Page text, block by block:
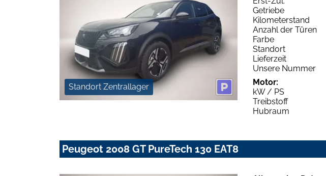
Standort Zentrallager
Getriebe
Kilometerstand
Anzahl der Türen
Farbe
Standort
Lieferzeit
Unsere Nummer
Motor:
kW / PS
Treibstoff
Hubraum
Peugeot 2008 GT PureTech 130 EAT8